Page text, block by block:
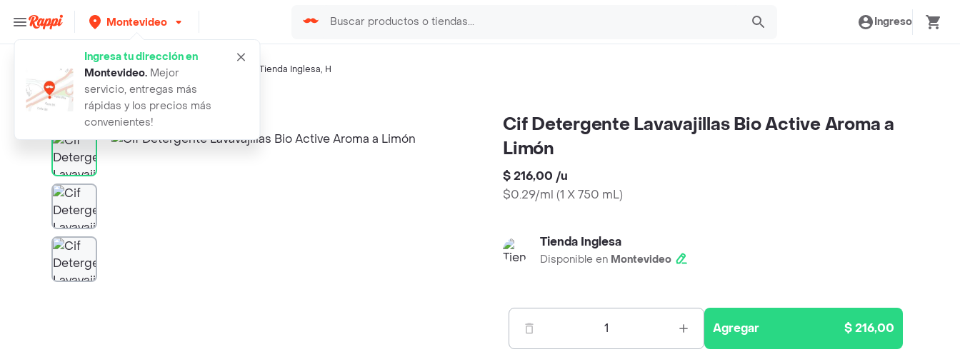
Montevideo
Ingresa tu dirección en
Montevideo. Mejor
servicio, entregas más
rápidas y los precios más
convenientes!
Ingreso
Búsquedas relacionadas:Detergente Vajillas Tienda Inglesa, H
Rappi cif detergente lavavajillas bio act
Cif Detergente Lavavajillas Bio Active Aroma a
Limón
$ 216,00 /u
$0.29/ml (1 X 750 mL)
Tienda Inglesa
Disponible en Montevideo
1 Agregar $ 216,00